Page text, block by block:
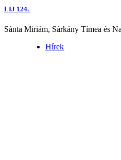
LIJ 124.
Sánta Miriám, Sárkány Tímea és
Hírek